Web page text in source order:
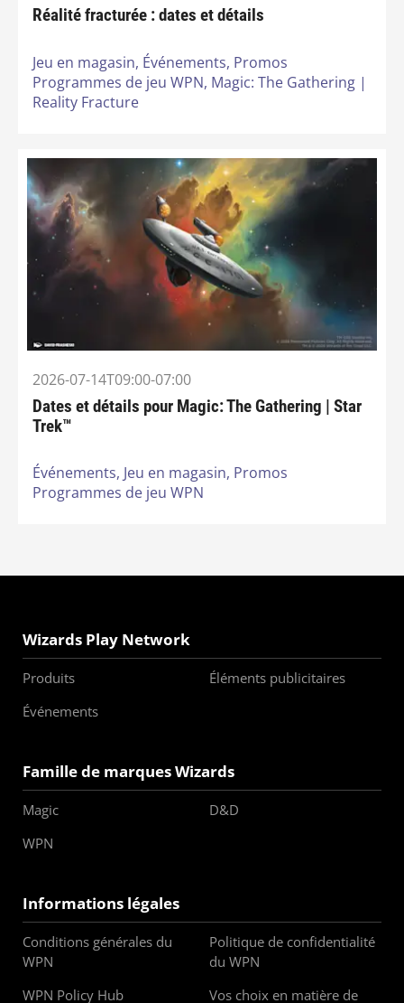
Réalité fracturée : dates et détails
Jeu en magasin, Événements, Promos
Programmes de jeu WPN, Magic: The Gathering |
Reality Fracture
2026-07-14T09:00-07:00
Dates et détails pour Magic: The Gathering | Star
Trek™
Événements, Jeu en magasin, Promos
Programmes de jeu WPN
Wizards Play Network
Produits
Éléments publicitaires
Événements
Famille de marques Wizards
Magic
D&D
WPN
Informations légales
Conditions générales du
WPN
Politique de confidentialité
du WPN
WPN Policy Hub
Vos choix en matière de